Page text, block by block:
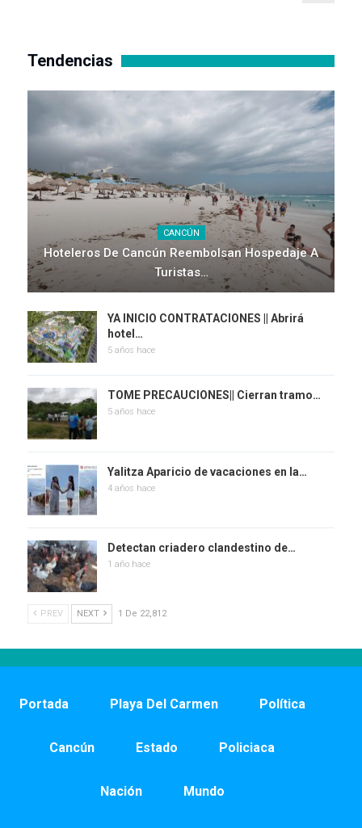
Tendencias
CANCÚN
Hoteleros De Cancún Reembolsan Hospedaje A
Turistas…
YA INICIO CONTRATACIONES || Abrirá
hotel…
5 años hace
TOME PRECAUCIONES|| Cierran tramo…
5 años hace
Yalitza Aparicio de vacaciones en la…
4 años hace
Detectan criadero clandestino de…
1 año hace
PREV NEXT 1 De 22,812
Portada Playa Del Carmen Política
Cancún Estado Policiaca
Nación Mundo